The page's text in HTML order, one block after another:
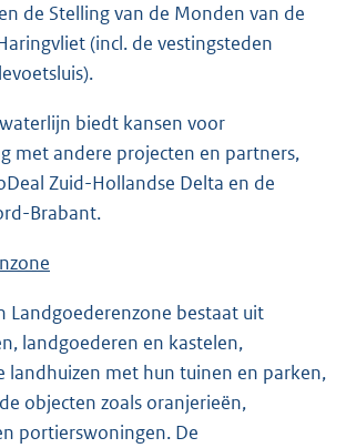
de Stelling van de Monden van de
(incl. de vestingsteden
biedt kansen voor
met andere projecten en partners,
Zuid-Hollandse Delta en de
Brabant.
Landgoederenzone bestaat uit
landgoederen en kastelen,
landhuizen met hun tuinen en parken,
objecten zoals oranjerieën,
portierswoningen. De